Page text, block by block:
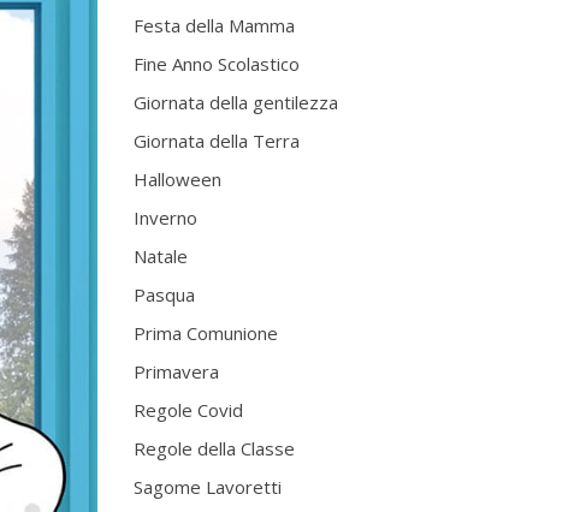
Festa della Mamma
Fine Anno Scolastico
Giornata della gentilezza
Giornata della Terra
Halloween
Inverno
Natale
Pasqua
Prima Comunione
Primavera
Regole Covid
Regole della Classe
Sagome Lavoretti